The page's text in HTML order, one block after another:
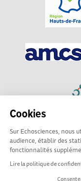
Cookies
Sur Echosciences, nous
audience, établir des
fonctionnalités
Lire la politique de
Explorer,
Hauts-de-France est
sciences et de